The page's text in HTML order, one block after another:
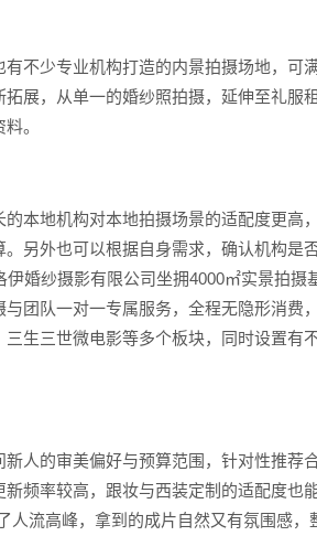
不少专业机构打造的内景拍摄场地，可
展，从单一的婚纱照拍摄，延伸至礼服
。
本地机构对本地拍摄场景的适配度更高
另外也可以根据自身需求，确认机构是
婚纱摄影有限公司坐拥4000㎡实景拍摄
团队一对一专属服务，全程无隐形消费
生三世微电影等多个板块，同时设置有
人的审美偏好与预算范围，针对性推荐
频率较高，跟妆与西装定制的适配度也
流高峰，拿到的成片自然又有氛围感，